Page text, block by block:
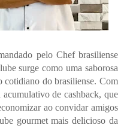
pelo Chef brasiliense
surge como uma saborosa
cotidiano do brasiliense. Com
de cashback, que
ao convidar amigos
gourmet mais delicioso da